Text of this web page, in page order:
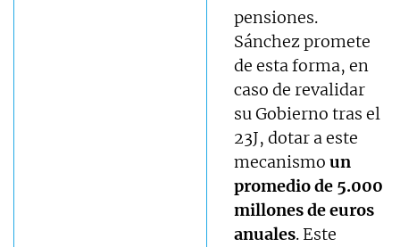
pensiones.
Sánchez promete
de esta forma, en
caso de revalidar
su Gobierno tras el
23J, dotar a este
mecanismoun
promedio de 5.000
millones de euros
anuales. Este